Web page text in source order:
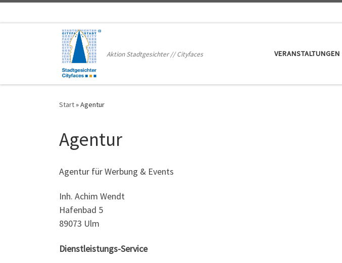
Aktion Stadtgesichter // Cityfaces VERANSTALTUNGEN
Start»Agentur
Agentur
Agentur für Werbung & Events
Inh. Achim Wendt
Hafenbad 5
89073 Ulm
Dienstleistungs-Service